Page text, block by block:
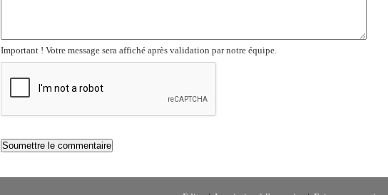
Important ! Votre message sera affiché après validation par notre équipe.